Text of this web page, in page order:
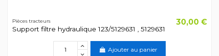
Pièces tracteurs
Support filtre hydraulique 123/5129631 , 5129631
30,00 €
Ajouter au panier